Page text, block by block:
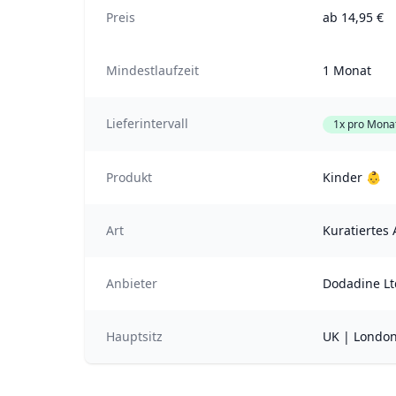
Preis ab 14,95 €
Mindestlaufzeit 1 Monat
Lieferintervall 1x pro
Produkt Kinder 👶
Art Kuratiertes
Anbieter Dodadine
Hauptsitz UK | London